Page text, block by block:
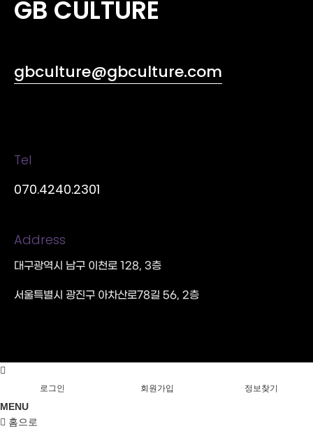
GB CULTURE
gbculture@gbculture.com
Tel
070.4240.2301
Address
대구광역시 남구 이천로 128, 3층
서울특별시 광진구 아차산로78길 56, 2층
로그인 회원가입 정보찾기
MENU
홈으로